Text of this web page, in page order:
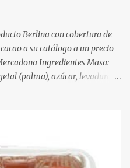
Berlina con cobertura de
a su catálogo a un precio
Ingredientes Masa:
(palma), azúcar, levadura,
aceite vegetal refinado
cacao desgrasado en polvo